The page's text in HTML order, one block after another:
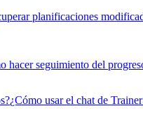
planificaciones
hacer seguimiento del
¿Cómo usar el chat de